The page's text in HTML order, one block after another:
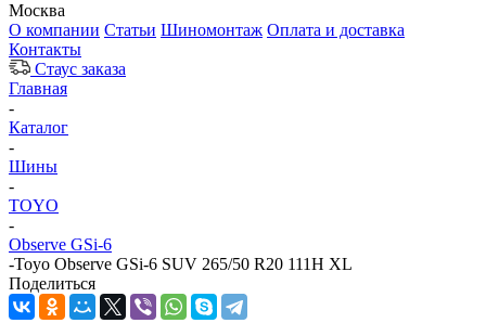
Москва
О компании Статьи Шиномонтаж Оплата и доставка
Контакты
Стаус заказа
Главная
-
Каталог
-
Шины
-
TOYO
-
Observe GSi-6
-Toyo Observe GSi-6 SUV 265/50 R20 111H XL
Поделиться